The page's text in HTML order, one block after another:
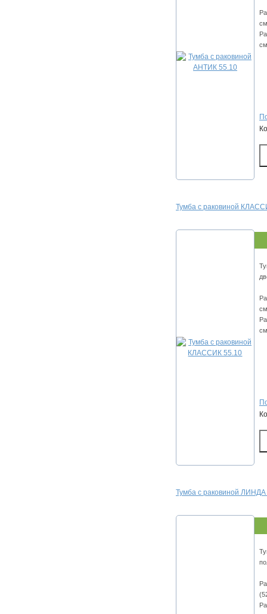
Тумба с раковиной
Тумба с раковиной